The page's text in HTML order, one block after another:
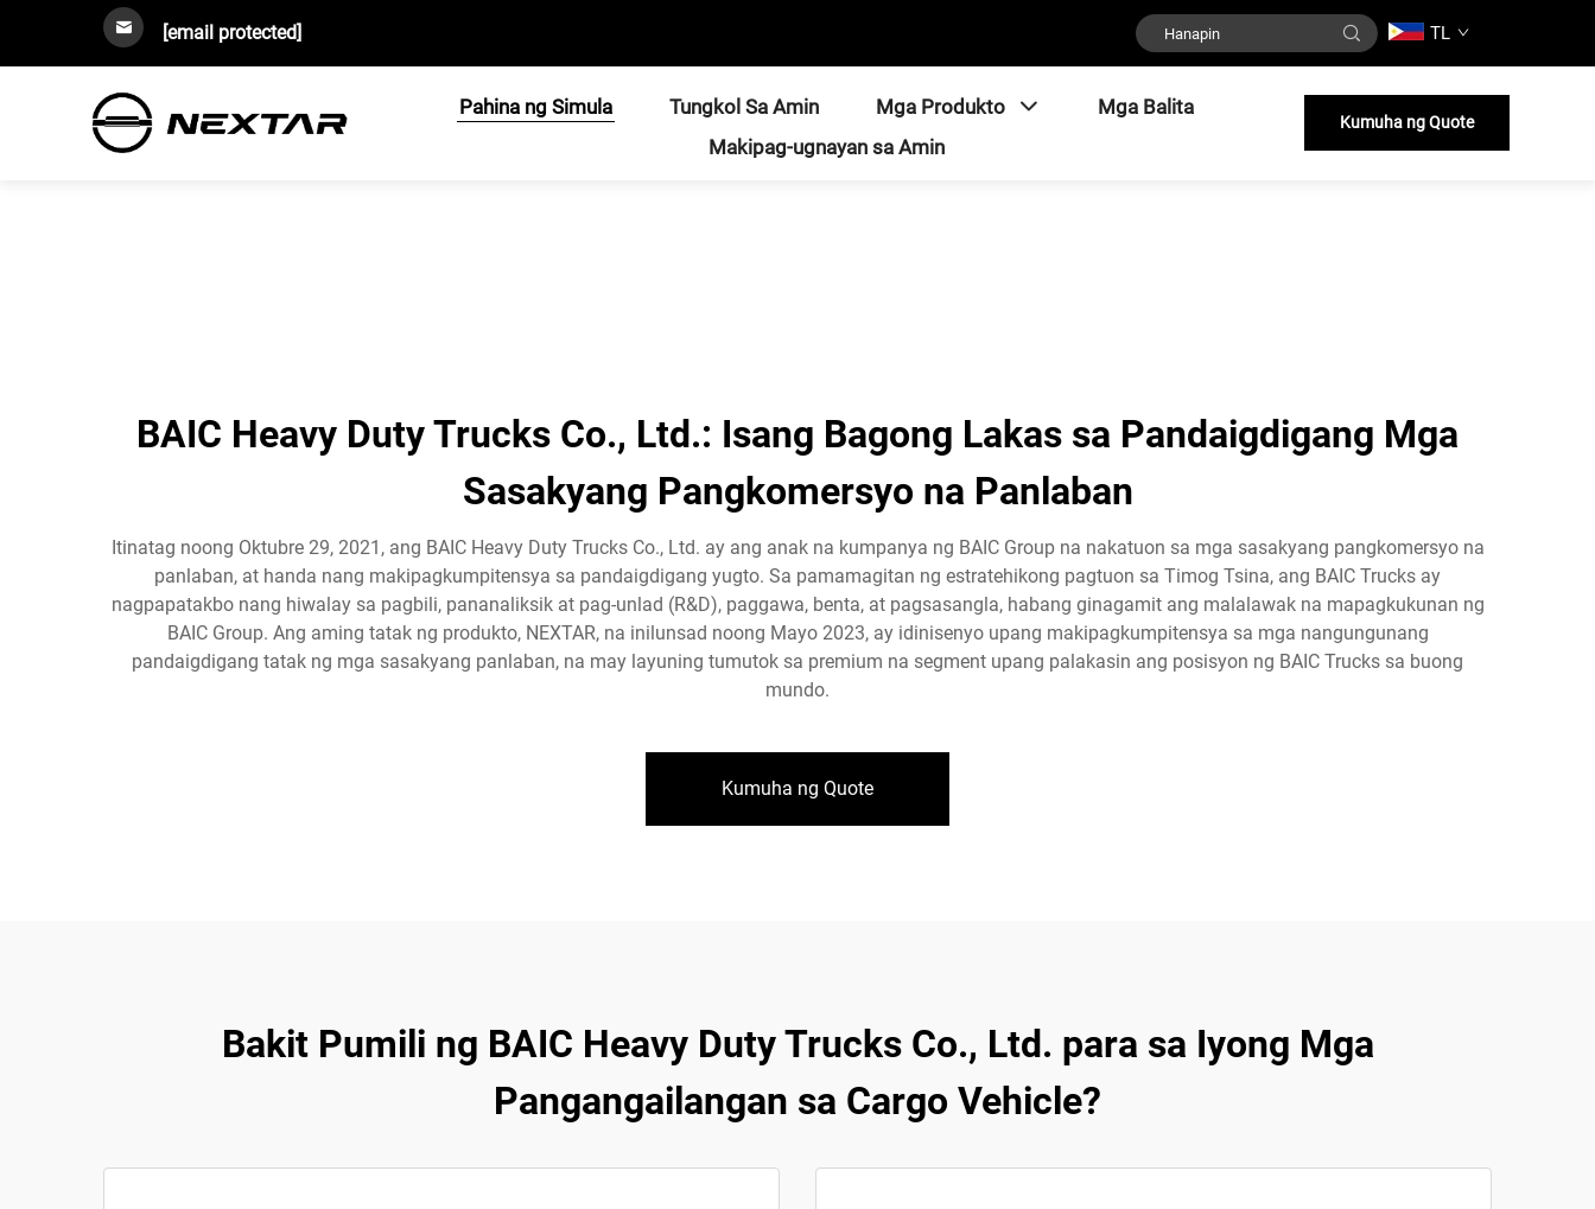
[email protected] TL
Pahina ng Simula Tungkol Sa Amin Mga Produkto
Mga Balita
Makipag-ugnayan sa Amin
Kumuha ng Quote
BAIC Heavy Duty Trucks Co., Ltd.: Isang Bagong Lakas sa Pandaigdigang Mga
Sasakyang Pangkomersyo na Panlaban
Itinatag noong Oktubre 29, 2021, ang BAIC Heavy Duty Trucks Co., Ltd. ay ang anak na kumpanya ng BAIC Group na nakatuon sa mga sasakyang pangkomersyo na
panlaban, at handa nang makipagkumpitensya sa pandaigdigang yugto. Sa pamamagitan ng estratehikong pagtuon sa Timog Tsina, ang BAIC Trucks ay
nagpapatakbo nang hiwalay sa pagbili, pananaliksik at pag-unlad (R&D), paggawa, benta, at pagsasangla, habang ginagamit ang malalawak na mapagkukunan ng
BAIC Group. Ang aming tatak ng produkto, NEXTAR, na inilunsad noong Mayo 2023, ay idinisenyo upang makipagkumpitensya sa mga nangungunang
pandaigdigang tatak ng mga sasakyang panlaban, na may layuning tumutok sa premium na segment upang palakasin ang posisyon ng BAIC Trucks sa buong
mundo.
Kumuha ng Quote
Bakit Pumili ng BAIC Heavy Duty Trucks Co., Ltd. para sa Iyong Mga
Pangangailangan sa Cargo Vehicle?